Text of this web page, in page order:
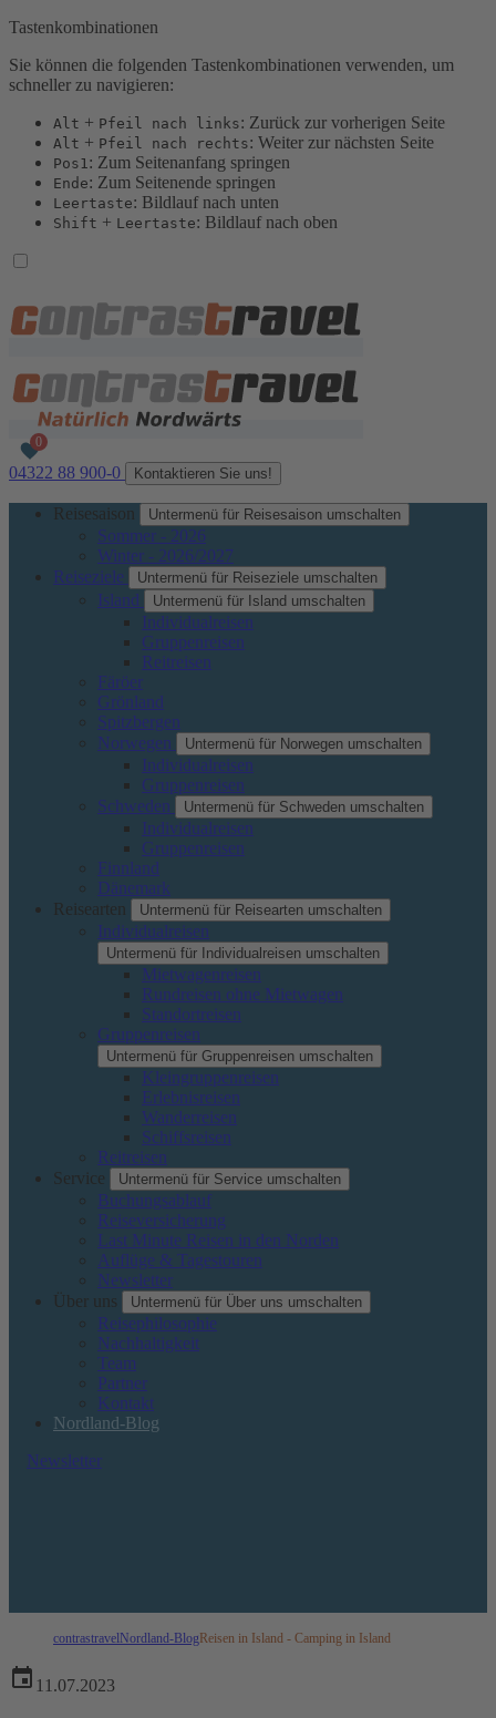
Tastenkombinationen
Sie können die folgenden Tastenkombinationen verwenden, um
schneller zu navigieren:
Alt + Pfeil nach links: Zurück zur vorherigen Seite
Alt + Pfeil nach rechts: Weiter zur nächsten Seite
Pos1: Zum Seitenanfang springen
Ende: Zum Seitenende springen
Leertaste: Bildlauf nach unten
Shift + Leertaste: Bildlauf nach oben
04322 88 900-0 Kontaktieren Sie uns!
Reisesaison Untermenü für Reisesaison umschalten
Sommer - 2026
Winter - 2026/2027
Reiseziele
Untermenü für Reiseziele umschalten
Island Untermenü für Island umschalten
Individualreisen
Gruppenreisen
Reitreisen
Färöer
Grönland
Spitzbergen
Norwegen
Untermenü für Norwegen umschalten
Individualreisen
Gruppenreisen
Schweden
Untermenü für Schweden umschalten
Individualreisen
Gruppenreisen
Finnland
Dänemark
Reisearten
Untermenü für Reisearten umschalten
Individualreisen
Untermenü für Individualreisen umschalten
Mietwagenreisen
Rundreisen ohne Mietwagen
Standortreisen
Gruppenreisen
Untermenü für Gruppenreisen umschalten
Kleingruppenreisen
Erlebnisreisen
Wanderreisen
Schiffsreisen
Reitreisen
Service
Untermenü für Service umschalten
Buchungsablauf
Reiseversicherung
Last Minute Reisen in den Norden
Auflüge & Tagestouren
Newsletter
Über uns
Untermenü für Über uns umschalten
Reisephilosophie
Nachhaltigkeit
Team
Partner
Kontakt
Nordland-Blog
Newsletter
contrastravelNordland-Blog Reisen in Island - Camping in Island
11.07.2023